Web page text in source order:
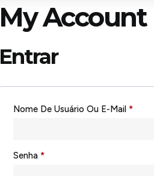
My Account
Entrar
Nome De Usuário Ou E-Mail *
Senha *